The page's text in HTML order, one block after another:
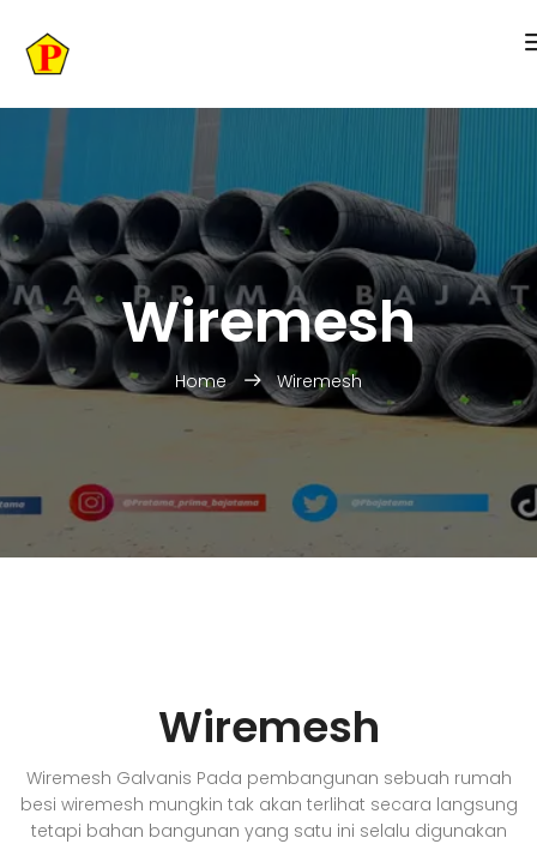
Wiremesh
Home Wiremesh
Wiremesh
Wiremesh Galvanis Pada pembangunan sebuah rumah
besi wiremesh mungkin tak akan terlihat secara langsung
tetapi bahan bangunan yang satu ini selalu digunakan